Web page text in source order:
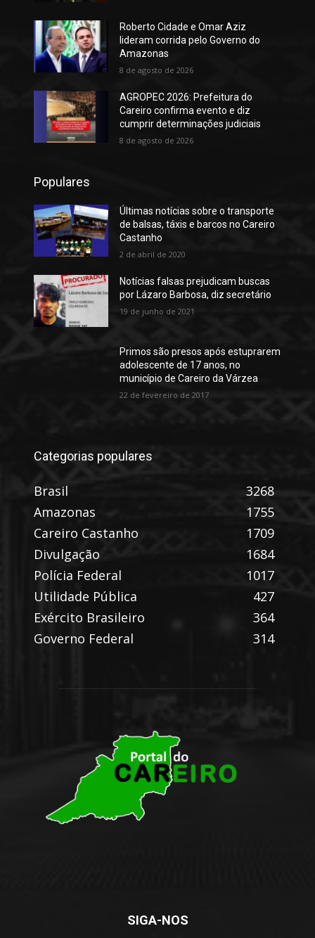
Roberto Cidade e Omar Aziz
lideram corrida pelo Governo do
Amazonas
8 de agosto de 2026
AGROPEC 2026: Prefeitura do
Careiro confirma evento e diz
cumprir determinações judiciais
8 de agosto de 2026
Populares
Últimas notícias sobre o transporte
de balsas, táxis e barcos no Careiro
Castanho
2 de abril de 2020
Notícias falsas prejudicam buscas
por Lázaro Barbosa, diz secretário
19 de junho de 2021
Primos são presos após estuprarem
adolescente de 17 anos, no
município de Careiro da Várzea
22 de fevereiro de 2017
Categorias populares
Brasil
3268
Amazonas
1755
Careiro Castanho
1709
Divulgação
1684
Polícia Federal
1017
Utilidade Pública
427
Exército Brasileiro
364
Governo Federal
314
SIGA-NOS